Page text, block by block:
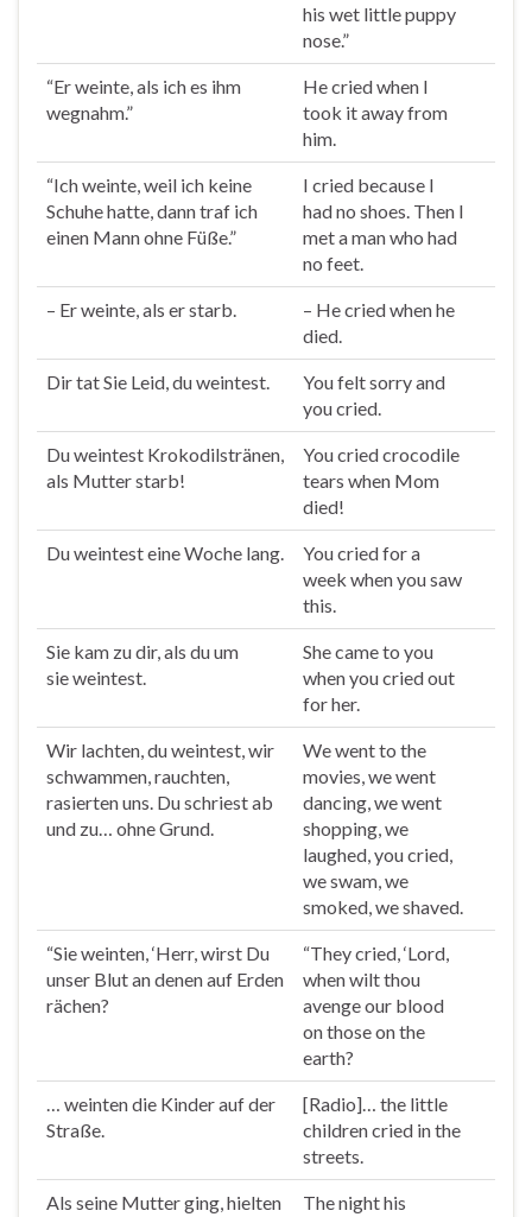
his wet little puppy
nose.”
“Erweinte, als ich es ihm
wegnahm.”
Hecriedwhen I
took it away from
him.
“Ichweinte, weil ich keine
Schuhe hatte, dann traf ich
einen Mann ohne Füße.”
I cried because I
had no shoes. Then I
met a man who had
no feet.
– Erweinte, als er starb. – Hecriedwhen he
died.
Dir tat Sie Leid, duweintest.
You felt sorry and
youcried.
Duweintest Krokodilstränen,
als Mutter starb!
Youcriedcrocodile
tears when Mom
died!
Duweintesteine Woche lang. Youcriedfor a
week when you saw
this.
Sie kam zu dir, als du um
sieweintest.
She came to you
when youcriedout
for her.
Wir lachten, duweintest, wir
schwammen, rauchten,
rasierten uns. Du schriest ab
und zu… ohne Grund.
We went to the
movies, we went
dancing, we went
shopping, we
laughed, youcried,
we swam, we
smoked, we shaved.
“Sieweinten, ‘Herr, wirst Du
unser Blut an denen auf Erden
rächen?
“Theycried, ‘Lord,
when wilt thou
avenge our blood
on those on the
earth?
… weintendie Kinder auf der
Straße.
[Radio]… the little
childrencried in the
streets.
Als seine Mutter ging, hielten The night his